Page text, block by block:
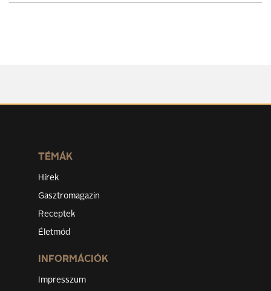
TÉMÁK
Hírek
Gasztromagazin
Receptek
Életmód
INFORMÁCIÓK
Impresszum